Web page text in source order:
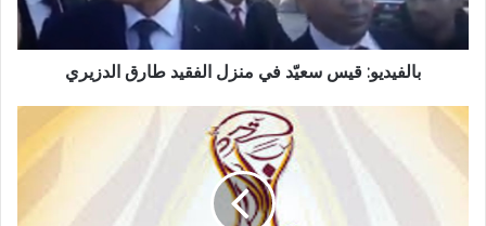
بالفيديو: قيس سعيّد في منزل الفقيد طارق الدزيري